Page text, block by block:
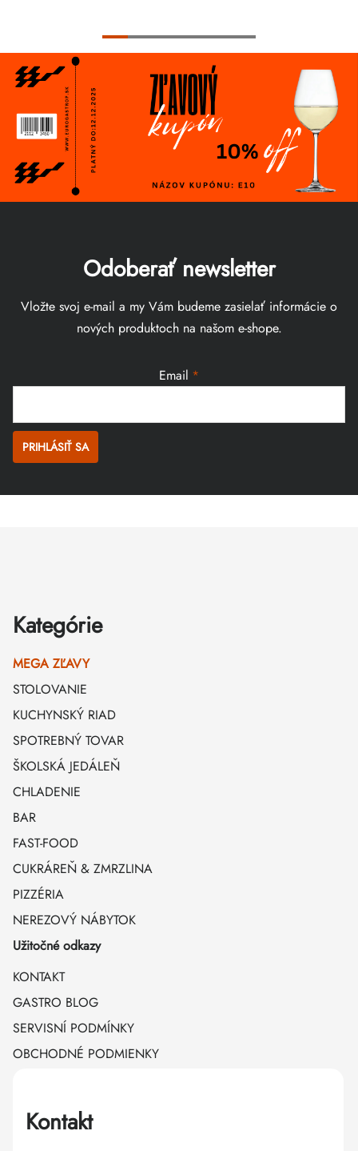
Odoberať newsletter
Vložte svoj e-mail a my Vám budeme zasielať informácie o
nových produktoch na našom e-shope.
Email
PRIHLÁSIŤ SA
Kategórie
MEGA ZĽAVY
STOLOVANIE
KUCHYNSKÝ RIAD
SPOTREBNÝ TOVAR
ŠKOLSKÁ JEDÁLEŇ
CHLADENIE
BAR
FAST-FOOD
CUKRÁREŇ & ZMRZLINA
PIZZÉRIA
NEREZOVÝ NÁBYTOK
Užitočné odkazy
KONTAKT
GASTRO BLOG
SERVISNÍ PODMÍNKY
OBCHODNÉ PODMIENKY
Kontakt